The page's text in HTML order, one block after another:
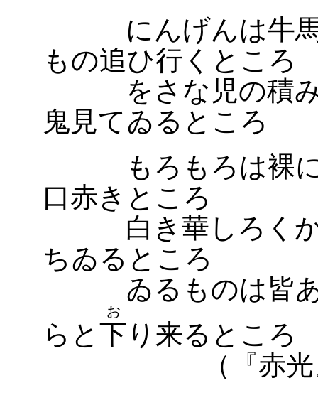
にんげんは牛馬
もの追ひ行くところ
をさな児の積み
鬼見てゐるところ
もろもろは裸に
口赤きところ
白き華しろくか
ちゐるところ
ゐるものは皆あ
らと 下
お
り来るところ
（『赤